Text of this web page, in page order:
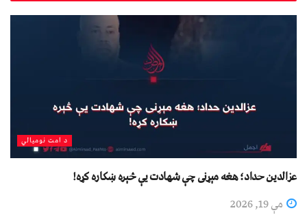
د امت نومیالي
عزالدین حداد؛ هغه مېړنی چې شهادت یې څېره ښکاره کړه!
مې 19, 2026